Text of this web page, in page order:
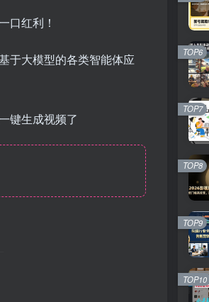
口红利！
于大模型的各类智能体应
键生成视频了
TOP6
TOP7
TOP8
TOP9
TOP10